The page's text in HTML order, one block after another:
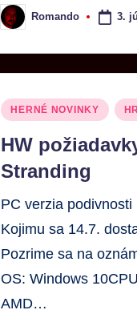
Romando 3.
HERNÉ NOVINKY
HW
Stranding
PC verzia
Kojimu sa 14.7.
Pozrime sa na
OS: Windows
AMD…